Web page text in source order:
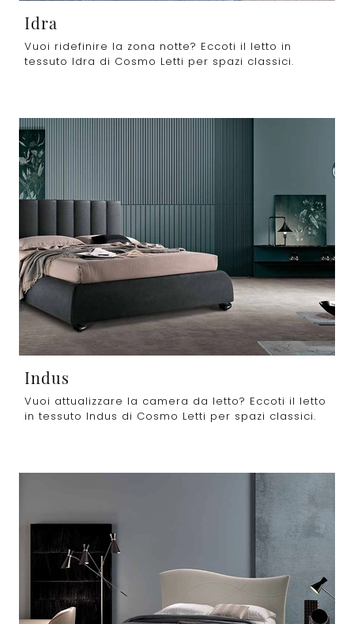
Idra
Vuoi ridefinire la zona notte? Eccoti il letto in
tessuto Idra di Cosmo Letti per spazi classici.
Indus
Vuoi attualizzare la camera da letto? Eccoti il letto
in tessuto Indus di Cosmo Letti per spazi classici.